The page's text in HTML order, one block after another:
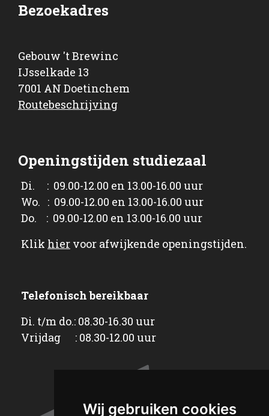
Wij gebruiken cookies
Bezoekadres
Gebouw 't Brewinc
IJsselkade 13
7001 AN Doetinchem
Routebeschrijving
Openingstijden studiezaal
Di. : 09.00-12.00 en 13.00-16.00 uur
Wo. : 09.00-12.00 en 13.00-16.00 uur
Do. : 09.00-12.00 en 13.00-16.00 uur
Klik hier voor afwijkende openingstijden.
Telefonisch bereikbaar
Di. t/m do.: 08.30-16.30 uur
Vrijdag : 08.30-12.00 uur